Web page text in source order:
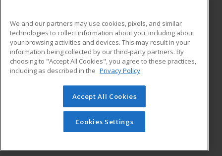
ADDITIONAL RESOURCES
Military
Financial Assistance
Help
Student Blog
© 2026 ed2go, a division of Cengage Learning. All rights
reserved. The material on this site cannot be reproduced or
redistributed unless you have obtained prior written
permission from Cengage Learning.Privacy Policy
We and our partners may use cookies, pixels, and similar
technologies to collect information about you, including about
your browsing activities and devices. This may result in your
information being collected by our third-party partners. By
choosing to "Accept All Cookies", you agree to these practices,
including as described in the Privacy Policy
Accept All Cookies
Cookies Settings